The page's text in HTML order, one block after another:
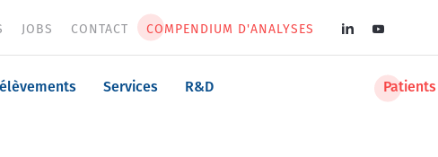
Services R&D Patients
JOBS CONTACT COMPENDIUM D'ANALYSES
Social
media